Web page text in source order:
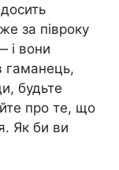
за півроку
і вони
гаманець,
будьте
про те, що
Як би ви